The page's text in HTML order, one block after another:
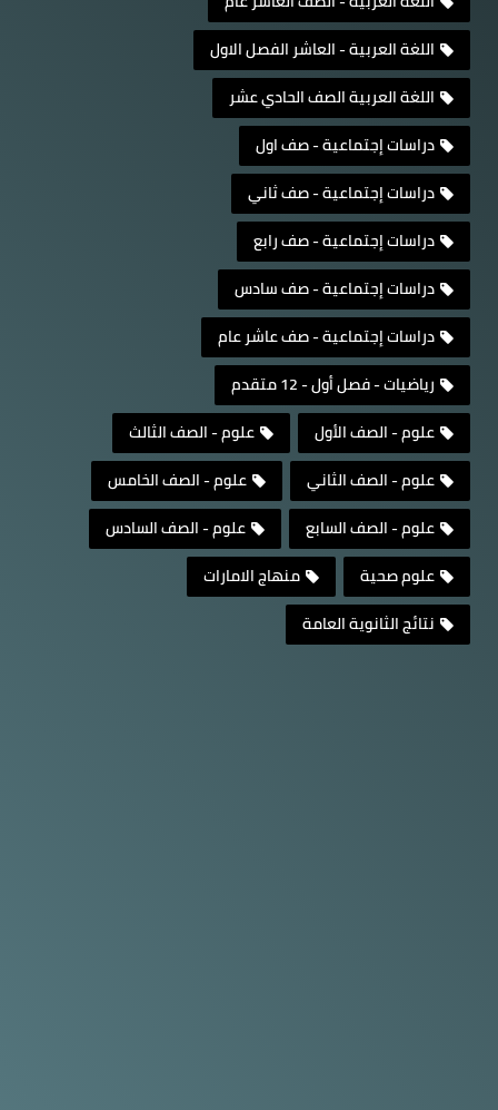
اللغة العربية - العاشر الفصل الاول
اللغة العربية الصف الحادي عشر
دراسات إجتماعية - صف اول
دراسات إجتماعية - صف ثاني
دراسات إجتماعية - صف رابع
دراسات إجتماعية - صف سادس
دراسات إجتماعية - صف عاشر عام
رياضيات - فصل أول - 12 متقدم
علوم - الصف الأول
علوم - الصف الثالث
علوم - الصف الثاني
علوم - الصف الخامس
علوم - الصف السابع
علوم - الصف السادس
علوم صحية
منهاج الامارات
نتائج الثانوية العامة